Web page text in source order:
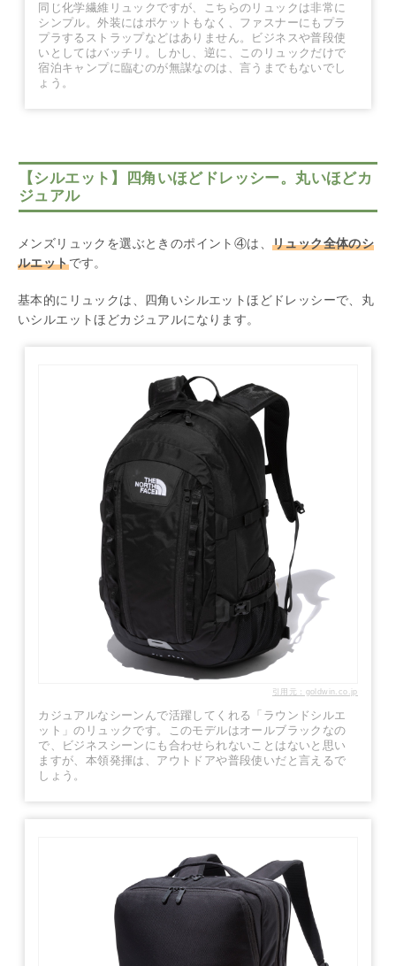
同じ化学繊維リュックですが、こちらのリュックは非常に
シンプル。外装にはポケットもなく、ファスナーにもプラ
プラするストラップなどはありません。ビジネスや普段使
いとしてはバッチリ。しかし、逆に、このリュックだけで
宿泊キャンプに臨むのが無謀なのは、言うまでもないでし
ょう。
【シルエット】四角いほどドレッシー。丸いほどカ
ジュアル
メンズリュックを選ぶときのポイント④は、 リュック全体のシ
ルエットです。
基本的にリュックは、四角いシルエットほどドレッシーで、丸
いシルエットほどカジュアルになります。
引用元：goldwin.co.jp
カジュアルなシーンんで活躍してくれる「ラウンドシルエ
ット」のリュックです。このモデルはオールブラックなの
で、ビジネスシーンにも合わせられないことはないと思い
ますが、本領発揮は、アウトドアや普段使いだと言えるで
しょう。